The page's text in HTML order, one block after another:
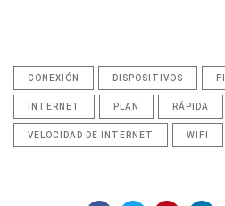
CONEXIÓN DISPOSITIVOS
INTERNET PLAN RÁPIDA
VELOCIDAD DE INTERNET WIFI